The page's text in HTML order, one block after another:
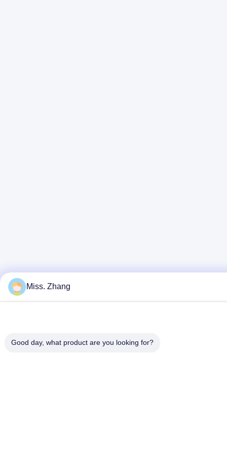
Miss. Zhang
Good day, what product are you looking for?